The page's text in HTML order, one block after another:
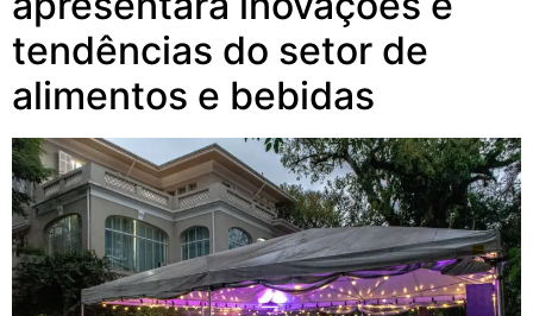
tendências do setor de
alimentos e bebidas